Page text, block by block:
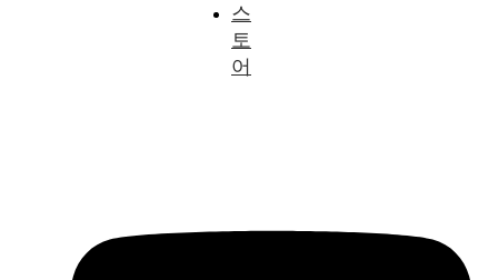
스
토
어